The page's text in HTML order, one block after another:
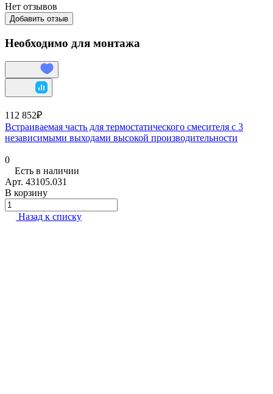
Нет отзывов
Добавить отзыв
Необходимо для монтажа
112 852₽
Встраиваемая часть для термостатического смесителя с 3
независимыми выходами высокой производительности
0
Есть в наличии
Арт. 43105.031
В корзину
Назад к списку